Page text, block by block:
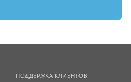
ПОДДЕРЖКА КЛИЕНТОВ